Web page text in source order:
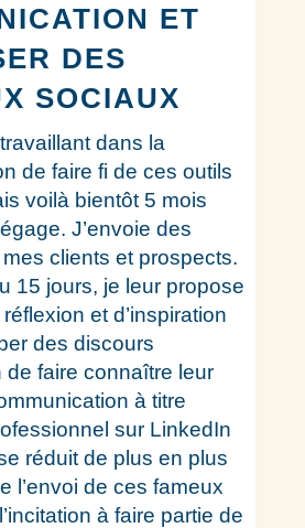
ET
DES
SOCIAUX
dans la
de faire fi de ces outils
voilà bientôt 5 mois
J’envoie des
clients et prospects.
15 jours, je leur propose
et d’inspiration
des discours
de faire connaître leur
à titre
sur LinkedIn
réduit de plus en plus
l’envoi de ces fameux
à faire partie de